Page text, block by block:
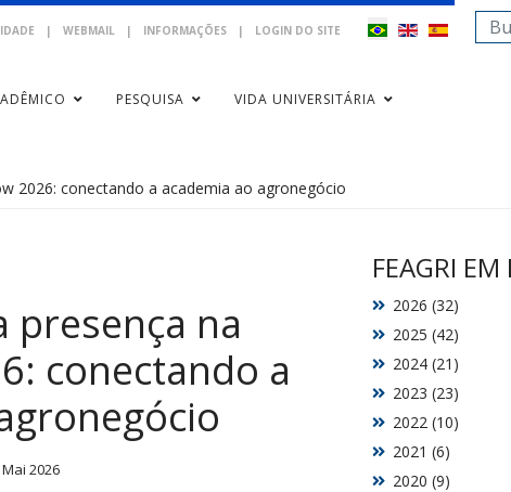
| WEBMAIL | INFORMAÇÕES | LOGIN DO SITE
PESQUISA VIDA UNIVERSITÁRIA
2026: conectando a academia ao agronegócio
presença na
conectando a
2026
FEAGRI EM
2020 (9)
2021 (6)
2022 (10)
2023 (23)
2024 (21)
2025 (42)
2026 (32)